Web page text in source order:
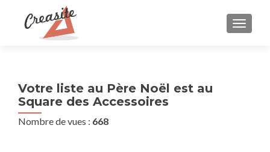
Votre liste au Père Noël est au
Square des Accessoires
Nombre de vues : 668